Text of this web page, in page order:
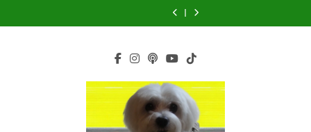
to
少女時代(소녀시
대)(Girls’
using OpenRouter
(다시만난세계)(Into
Generation)
LE SSERAFIM(르
Hermes One
Quick Start Guide
Telegram
虹 – 菅田将暉